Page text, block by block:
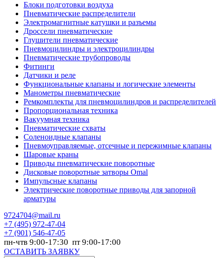
Блоки подготовки воздуха
Пневматические распределители
Электромагнитные катушки и разъемы
Дроссели пневматические
Глушители пневматические
Пневмоцилиндры и электроцилиндры
Пневматические трубопроводы
Фитинги
Датчики и реле
Функциональные клапаны и логические элементы
Манометры пневматические
Ремкомплекты для пневмоцилиндров и распределителей
Пропорциональная техника
Вакуумная техника
Пневматические схваты
Соленоидные клапаны
Пневмоуправляемые, отсечные и пережимные клапаны
Шаровые краны
Приводы пневматические поворотные
Дисковые поворотные затворы Omal
Импульсные клапаны
Электрические поворотные приводы для запорной
арматуры
9724704@mail.ru
+7 (495) 972-47-04
+7 (901) 546-47-05
пн-чтв 9:00-17:30 пт 9:00-17:00
ОСТАВИТЬ ЗАЯВКУ